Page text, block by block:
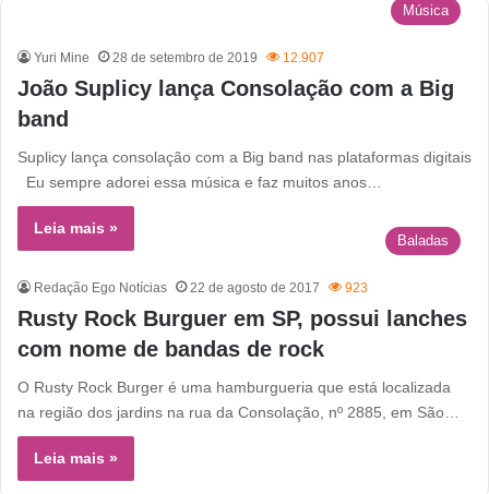
Música
Yuri Mine 28 de setembro de 2019 12.907
João Suplicy lança Consolação com a Big
band
Suplicy lança consolação com a Big band nas plataformas digitais
Eu sempre adorei essa música e faz muitos anos…
Leia mais »
Baladas
Redação Ego Notícias 22 de agosto de 2017 923
Rusty Rock Burguer em SP, possui lanches
com nome de bandas de rock
O Rusty Rock Burger é uma hamburgueria que está localizada
na região dos jardins na rua da Consolação, nº 2885, em São…
Leia mais »